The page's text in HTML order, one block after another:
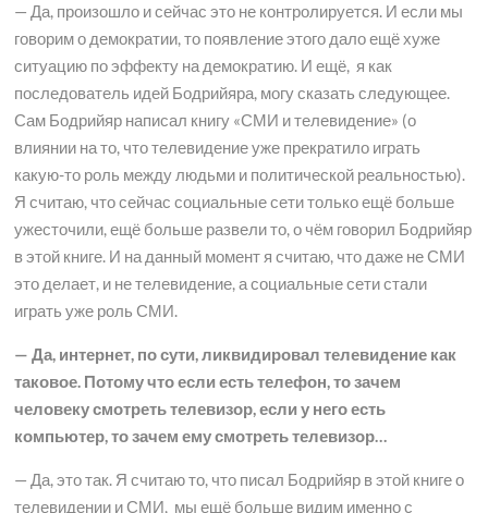
— Да, произошло и сейчас это не контролируется. И если мы
говорим о демократии, то появление этого дало ещё хуже
ситуацию по эффекту на демократию. И ещё, я как
последователь идей Бодрийяра, могу сказать следующее.
Сам Бодрийяр написал книгу «СМИ и телевидение» (о
влиянии на то, что телевидение уже прекратило играть
какую-то роль между людьми и политической реальностью).
Я считаю, что сейчас социальные сети только ещё больше
ужесточили, ещё больше развели то, о чём говорил Бодрийяр
в этой книге. И на данный момент я считаю, что даже не СМИ
это делает, и не телевидение, а социальные сети стали
играть уже роль СМИ.
— Да, интернет, по сути, ликвидировал телевидение как
таковое. Потому что если есть телефон, то зачем
человеку смотреть телевизор, если у него есть
компьютер, то зачем ему смотреть телевизор…
— Да, это так. Я считаю то, что писал Бодрийяр в этой книге о
телевидении и СМИ, мы ещё больше видим именно с